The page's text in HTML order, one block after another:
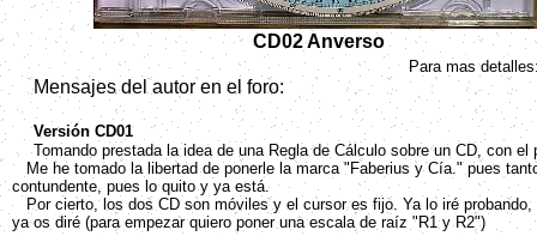
CD02 Anverso
Para mas
Mensajes del autor en el foro:
Versión CD01
Tomando prestada la idea de una Regla de Cálculo sobre un CD, con
Me he tomado la libertad de ponerle la marca "Faberius y Cía." pues
contundente, pues lo quito y ya está.
Por cierto, los dos CD son móviles y el cursor es fijo. Ya lo iré
ya os diré (para empezar quiero poner una escala de raíz "R1 y R2")